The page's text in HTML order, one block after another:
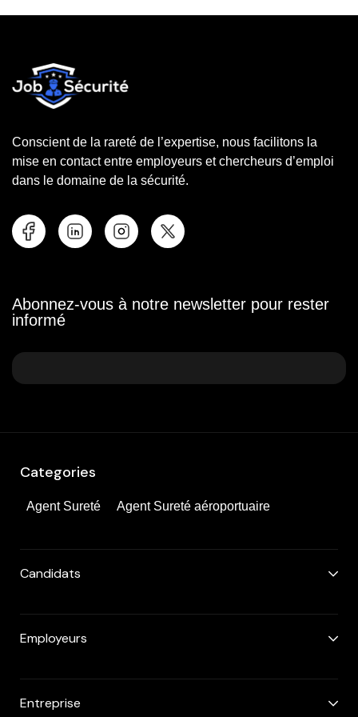
Conscient de la rareté de l’expertise, nous facilitons la
mise en contact entre employeurs et chercheurs d’emploi
dans le domaine de la sécurité.
Abonnez-vous à notre newsletter pour rester
informé
Categories
Agent Sureté Agent Sureté aéroportuaire
Candidats
Employeurs
Entreprise